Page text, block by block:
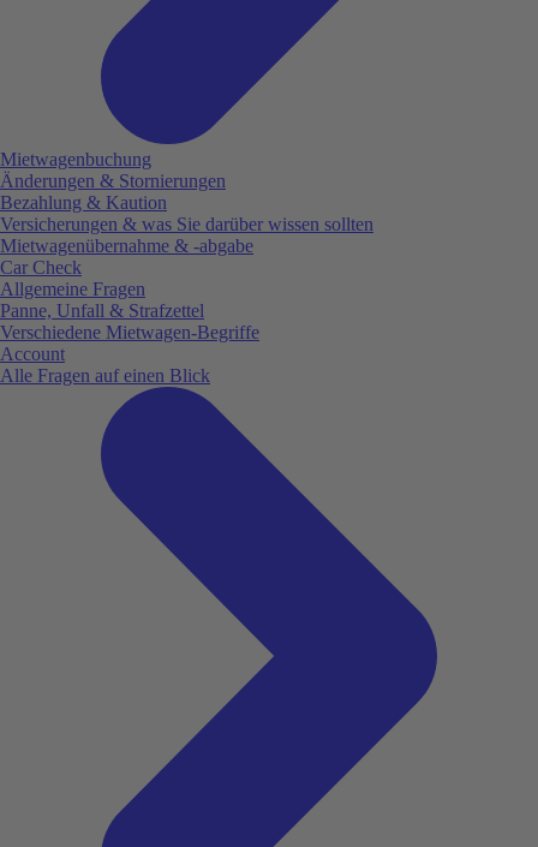
Mietwagenbuchung
Änderungen & Stornierungen
Bezahlung & Kaution
Versicherungen & was Sie darüber wissen sollten
Mietwagenübernahme & -abgabe
Car Check
Allgemeine Fragen
Panne, Unfall & Strafzettel
Verschiedene Mietwagen-Begriffe
Account
Alle Fragen auf einen Blick